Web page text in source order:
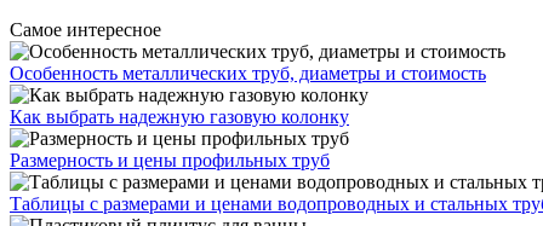
Самое интересное
Особенность металлических труб, диаметры и стоимость
Как выбрать надежную газовую колонку
Размерность и цены профильных труб
Таблицы с размерами и ценами водопроводных и стальных